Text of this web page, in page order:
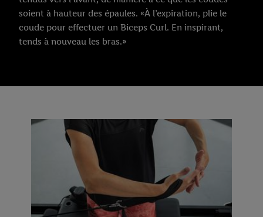
soient à hauteur des épaules. «À l’expiration, plie le
coude pour effectuer un Biceps Curl. En inspirant,
tends à nouveau les bras.»